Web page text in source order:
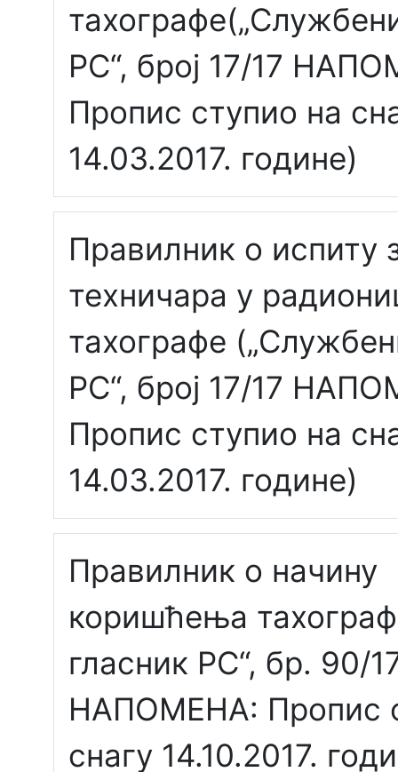
РС“, број 17/17
Пропис ступио на
14.03.2017. године)
Правилник о испиту
техничара у
тахографе
РС“, број 17/17
Пропис ступио на
14.03.2017. године)
Правилник о начину
коришћења
гласник РС“, бр. 90/
НАПОМЕНА: Пропис
снагу 14.10.2017.